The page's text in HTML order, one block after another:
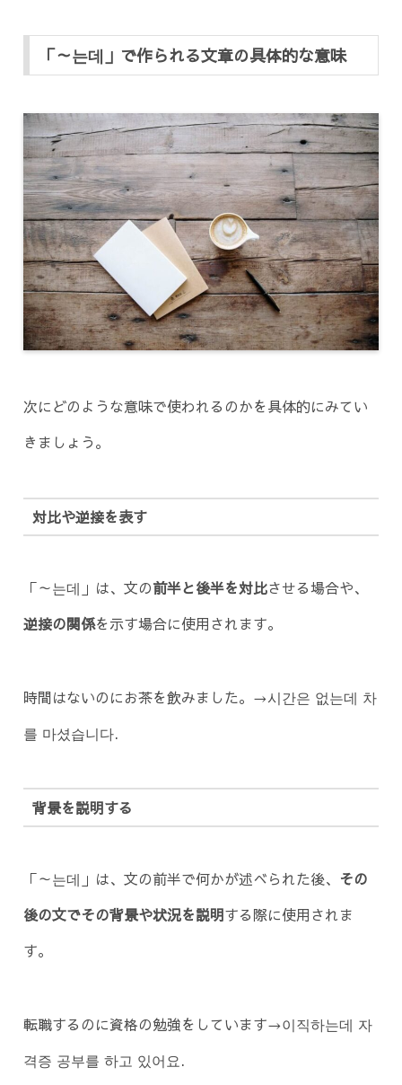
「～는데」で作られる文章の具体的な意味
次にどのような意味で使われるのかを具体的にみてい
きましょう。
対比や逆接を表す
「～는데」は、文の前半と後半を対比させる場合や、
逆接の関係を示す場合に使用されます。
時間はないのにお茶を飲みました。→시간은 없는데 차
를 마셨습니다.
背景を説明する
「～는데」は、文の前半で何かが述べられた後、 その
後の文でその背景や状況を説明する際に使用されま
す。
転職するのに資格の勉強をしています→이직하는데 자
격증 공부를 하고 있어요.